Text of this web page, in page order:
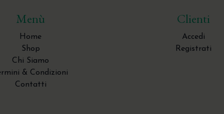
Menù
Home
Shop
Chi Siamo
& Condizioni
Contatti
Clienti
Accedi
Registrati